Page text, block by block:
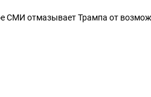
СМИ отмазывает Трампа от